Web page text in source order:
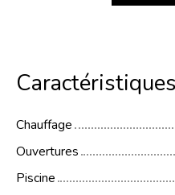
Chauffage
Ouvertures
Piscine